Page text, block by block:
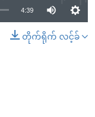
4:39
တိုက်ရိုက် လင့်ခ်